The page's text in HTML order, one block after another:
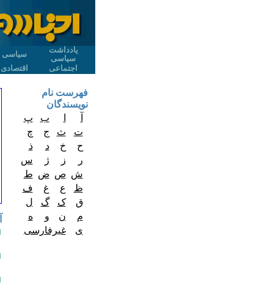
یادداشت
سیاسی
سیاسی
اجتماعی
اقتصادی
فهرست نام
نویسندگان
ب
پ
ت
ث ج
چ
ح
خ د
ذ
ر
ز ژ
س
ش ص ض ط
ظ
ع غ
ف
ق
ک گ
ل
م
ن و
ه
ی
غیرفارسی